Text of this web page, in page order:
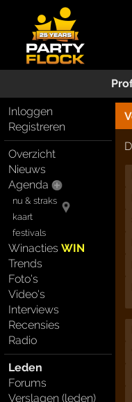
Inloggen
Registreren
Overzicht
Nieuws
Agenda
nu & straks
kaart
festivals
WinactiesWIN
Trends
Foto's
Video's
Interviews
Recensies
Radio
Leden
Forums
Verslagen (leden)